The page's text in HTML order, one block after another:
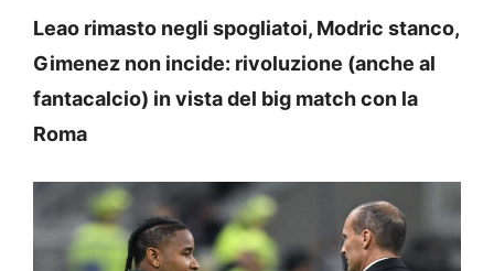
Leao rimasto negli spogliatoi, Modric stanco,
Gimenez non incide: rivoluzione (anche al
fantacalcio) in vista del big match con la
Roma